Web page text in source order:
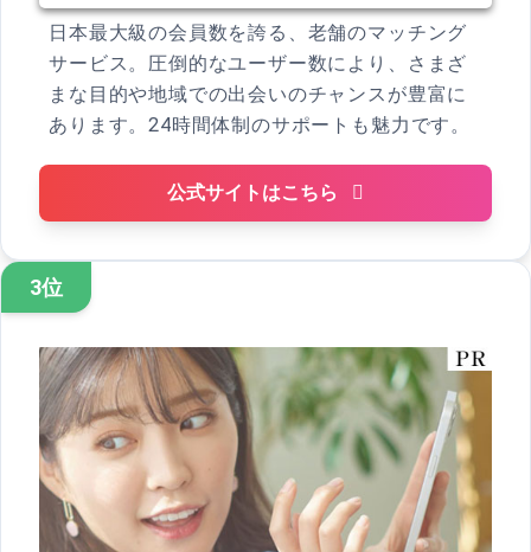
日本最大級の会員数を誇る、老舗のマッチング
サービス。圧倒的なユーザー数により、さまざ
まな目的や地域での出会いのチャンスが豊富に
あります。24時間体制のサポートも魅力です。
公式サイトはこちら
3位